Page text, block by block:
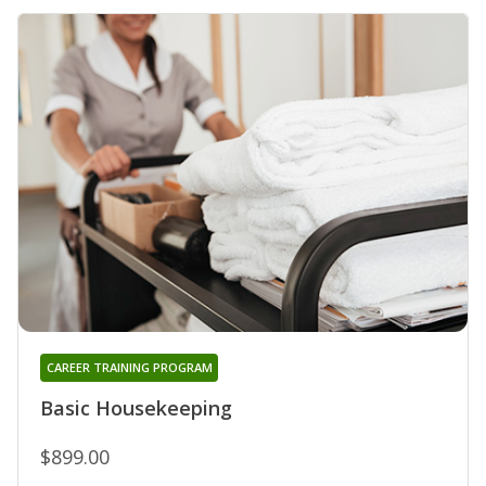
Basic Housekeeping
CAREER TRAINING PROGRAM
$899.00